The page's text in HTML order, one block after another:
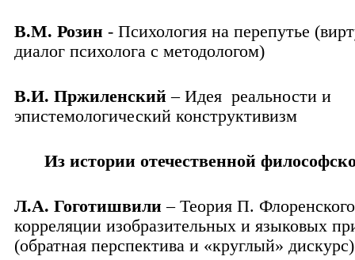
В.М. Розин - Психология на перепутье
диалог психолога с методологом)
В.И. Пржиленский – Идея реальности и
эпистемологический конструктивизм
Из истории отечественной
Л.А. Гоготишвили – Теория П.
корреляции изобразительных и языковых
(обратная перспектива и «круглый» дискурс)